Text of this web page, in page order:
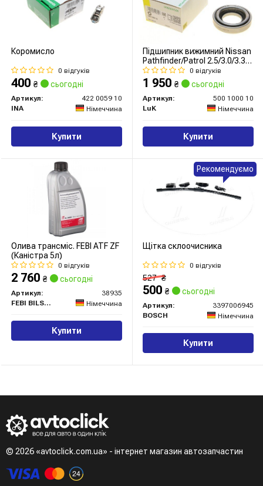
Коромисло
0 відгуків
400 ₴ сьогодні
Артикул:
422 0059 10
INA
Німеччина
Купити
Підшипник вижимний Nissan
Pathfinder/Patrol 2.5/3.0/3.3
dCi 97-
0 відгуків
1 950 ₴ сьогодні
Артикул:
500 1000 10
LuK
Німеччина
Купити
Олива трансміс. FEBI ATF ZF
(Каністра 5л)
0 відгуків
2 760 ₴ сьогодні
Артикул:
38935
FEBI BILSTEIN
Німеччина
Купити
Щітка склоочисника
0 відгуків
527₴
500 ₴ сьогодні
Артикул:
3397006945
BOSCH
Німеччина
Купити
Рекомендуємо
© 2026 «avtoclick.com.ua» - інтернет магазин автозапчастин